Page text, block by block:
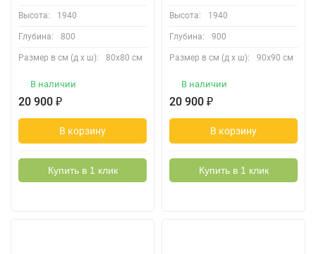
Высота: 1940
Глубина: 800
Размер в см (д х ш): 80х80 см
В наличии
20 900 ₽
В корзину
Купить в 1 клик
Высота: 1940
Глубина: 900
Размер в см (д х ш): 90х90 см
В наличии
20 900 ₽
В корзину
Купить в 1 клик